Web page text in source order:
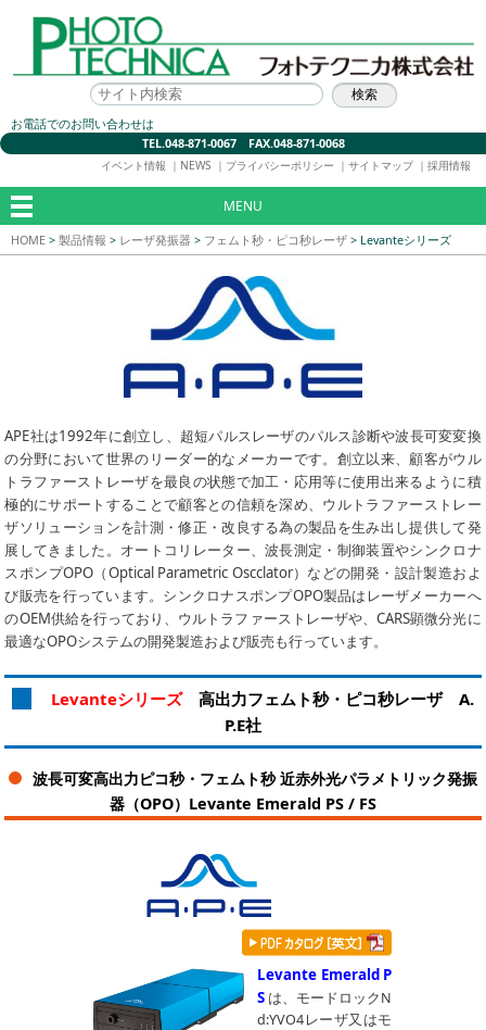
お電話でのお問い合わせは
TEL.048-871-0067 FAX.048-871-0068
イベント情報 ｜ NEWS ｜ プライバシーポリシー ｜ サイトマップ ｜ 採用情報
MENU
HOME > 製品情報 > レーザ発振器 > フェムト秒・ピコ秒レーザ > Levanteシリーズ
APE社は1992年に創立し、超短パルスレーザのパルス診断や波長可変変換
の分野において世界のリーダー的なメーカーです。創立以来、顧客がウル
トラファーストレーザを最良の状態で加工・応用等に使用出来るように積
極的にサポートすることで顧客との信頼を深め、ウルトラファーストレー
ザソリューションを計測・修正・改良する為の製品を生み出し提供して発
展してきました。オートコリレーター、波長測定・制御装置やシンクロナ
スポンプOPO（Optical Parametric Oscclator）などの開発・設計製造およ
び販売を行っています。シンクロナスポンプOPO製品はレーザメーカーへ
のOEM供給を行っており、ウルトラファーストレーザや、CARS顕微分光に
最適なOPOシステムの開発製造および販売も行っています。
Levanteシリーズ高出力フェムト秒・ピコ秒レーザ A.
P.E社
波長可変高出力ピコ秒・フェムト秒 近赤外光パラメトリック発振
器（OPO）Levante Emerald PS / FS
Levante Emerald P
S は、モードロックN
d:YVO4レーザ又はモ